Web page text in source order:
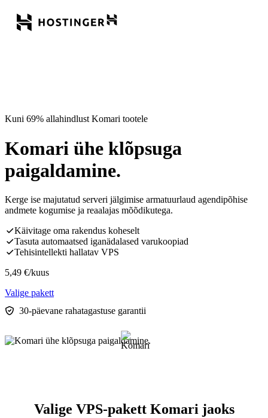
Kuni 69% allahindlust Komari tootele
Komari ühe klõpsuga
paigaldamine.
Kerge ise majutatud serveri jälgimise armatuurlaud agendipõhise
andmete kogumise ja reaalajas mõõdikutega.
Käivitage oma rakendus koheselt
Tasuta automaatsed iganädalased varukoopiad
Tehisintellekti hallatav VPS
5,49 €/kuus
Valige pakett
30-päevane rahatagastuse garantii
Valige VPS-pakett Komari jaoks